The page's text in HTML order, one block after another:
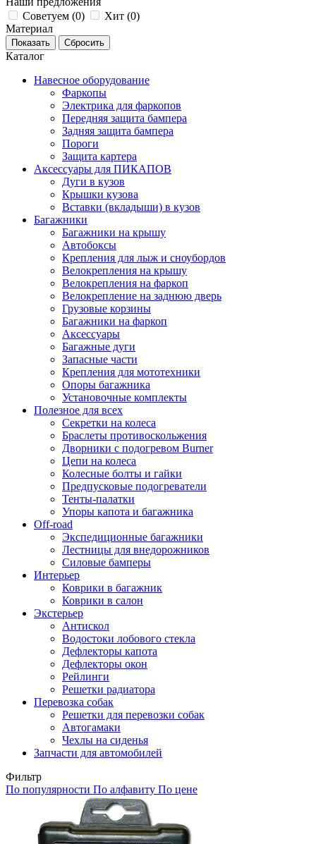
Советуем (0) Хит (0)
Материал
Каталог
Навесное оборудование
Фаркопы
Электрика для фаркопов
Передняя защита бампера
Задняя защита бампера
Пороги
Защита картера
Аксессуары для ПИКАПОВ
Дуги в кузов
Крышки кузова
Вставки (вкладыши) в кузов
Багажники
Багажники на крышу
Автобоксы
Крепления для лыж и сноубордов
Велокрепления на крышу
Велокрепления на фаркоп
Велокрепление на заднюю дверь
Грузовые корзины
Багажники на фаркоп
Аксессуары
Багажные дуги
Запасные части
Крепления для мототехники
Опоры багажника
Установочные комплекты
Полезное для всех
Секретки на колеса
Браслеты противоскольжения
Дворники с подогревом Burner
Цепи на колеса
Колесные болты и гайки
Предпусковые подогреватели
Тенты-палатки
Упоры капота и багажника
Off-road
Экспедиционные багажники
Лестницы для внедорожников
Силовые бамперы
Интерьер
Коврики в багажник
Коврики в салон
Экстерьер
Антискол
Водостоки лобового стекла
Дефлекторы капота
Дефлекторы окон
Рейлинги
Решетки радиатора
Перевозка собак
Решетки для перевозки собак
Автогамаки
Чехлы на сиденья
Запчасти для автомобилей
Фильтр
По популярности По алфавиту По цене